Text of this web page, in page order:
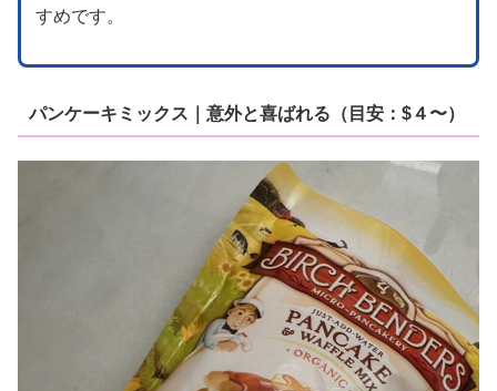
すめです。
パンケーキミックス｜意外と喜ばれる（目安：$４〜）